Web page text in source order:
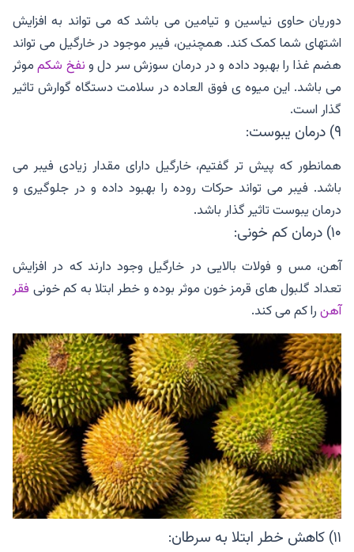
دوریان حاوی نیاسین و تیامین می باشد که می تواند به افزایش
اشتهای شما کمک کند. همچنین، فیبر موجود در خارگیل می تواند
هضم غذا را بهبود داده و در درمان سوزش سر دل ونفخ شکمموثر
می باشد. این میوه ی فوق العاده در سلامت دستگاه گوارش تاثیر
گذار است.
۹) درمان یبوست:
همانطور که پیش تر گفتیم، خارگیل دارای مقدار زیادی فیبر می
باشد. فیبر می تواند حرکات روده را بهبود داده و در جلوگیری و
درمان یبوست تاثیر گذار باشد.
۱۰) درمان کم خونی:
آهن، مس و فولات بالایی در خارگیل وجود دارند که در افزایش
تعداد گلبول های قرمز خون موثر بوده و خطر ابتلا به کم خونی فقر
آهنرا کم می کند.
۱۱) کاهش خطر ابتلا به سرطان: